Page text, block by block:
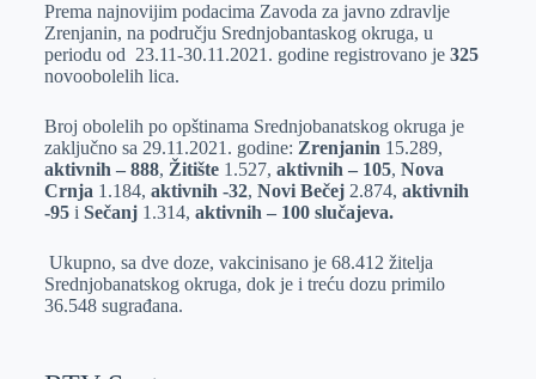
e
r
I
n
s
A
p
p
a
i
l
Prema najnovijim podacima Zavoda za javno zdravlje
Zrenjanin, na području Srednjobantaskog okruga, u
periodu od 23.11-30.11.2021. godine registrovano je 325
novoobolelih lica.
Broj obolelih po opštinama Srednjobanatskog okruga je
zaključno sa 29.11.2021. godine: Zrenjanin 15.289,
aktivnih – 888, Žitište 1.527, aktivnih – 105, Nova
Crnja 1.184, aktivnih -32, Novi Bečej2.874, aktivnih
-95i Sečanj 1.314, aktivnih – 100 slučajeva.
Ukupno, sa dve doze, vakcinisano je 68.412 žitelja
Srednjobanatskog okruga, dok je i treću dozu primilo
36.548 sugrađana.